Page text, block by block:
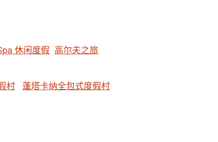
休闲度假 高尔夫之旅
村 蓬塔卡纳全包式度假村